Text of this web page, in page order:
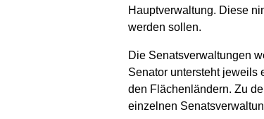
Hauptverwaltung. Diese
werden sollen.
Die Senatsverwaltungen
Senator untersteht jeweils
den Flächenländern. Zu
einzelnen